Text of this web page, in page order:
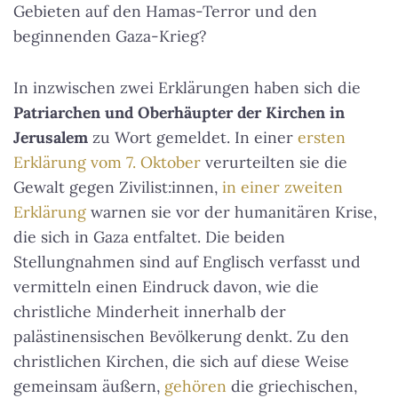
Gebieten auf den Hamas-Terror und den
beginnenden Gaza-Krieg?
In inzwischen zwei Erklärungen haben sich die
Patriarchen und Oberhäupter der Kirchen in
Jerusalem zu Wort gemeldet. In einer ersten
Erklärung vom 7. Oktober verurteilten sie die
Gewalt gegen Zivilist:innen, in einer zweiten
Erklärung warnen sie vor der humanitären Krise,
die sich in Gaza entfaltet. Die beiden
Stellungnahmen sind auf Englisch verfasst und
vermitteln einen Eindruck davon, wie die
christliche Minderheit innerhalb der
palästinensischen Bevölkerung denkt. Zu den
christlichen Kirchen, die sich auf diese Weise
gemeinsam äußern, gehören die griechischen,